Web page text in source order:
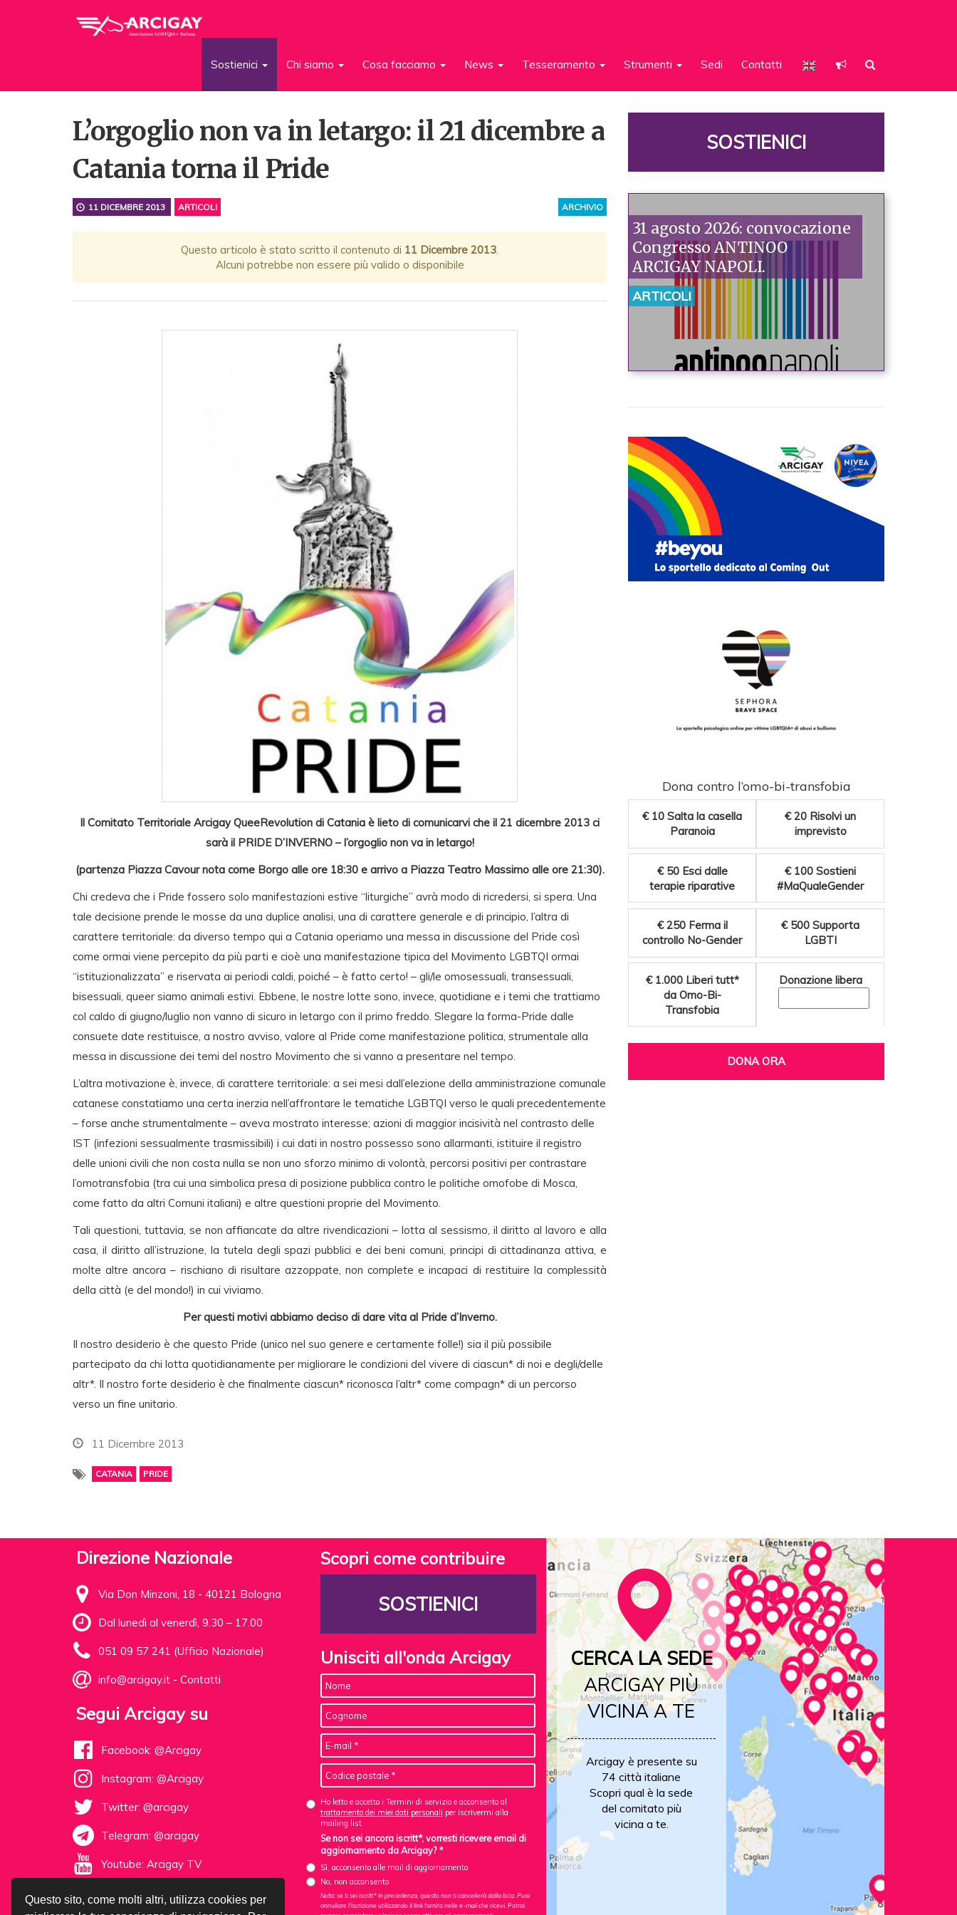
Questo sito, come molti altri, utilizza cookies per
Sostienici Chi siamo Cosa facciamo News Tesseramento Strumenti Sedi Contatti
L’orgoglio non va in letargo: il 21 dicembre a
Catania torna il Pride
ARCHIVIO
11 DICEMBRE 2013 ARTICOLI
Questo articolo è stato scritto il contenuto di 11 Dicembre 2013.
Alcuni potrebbe non essere più valido o disponibile
Il Comitato Territoriale Arcigay QueeRevolution di Catania è lieto di comunicarvi che il 21 dicembre 2013 ci
sarà il PRIDE D’INVERNO – l’orgoglio non va in letargo!
(partenza Piazza Cavour nota come Borgo alle ore 18:30 e arrivo a Piazza Teatro Massimo alle ore 21:30).
Chi credeva che i Pride fossero solo manifestazioni estive “liturgiche” avrà modo di ricredersi, si spera. Una
tale decisione prende le mosse da una duplice analisi, una di carattere generale e di principio, l’altra di
carattere territoriale: da diverso tempo qui a Catania operiamo una messa in discussione del Pride così
come ormai viene percepito da più parti e cioè una manifestazione tipica del Movimento LGBTQI ormai
“istituzionalizzata” e riservata ai periodi caldi, poiché – è fatto certo! – gli/le omosessuali, transessuali,
bisessuali, queer siamo animali estivi. Ebbene, le nostre lotte sono, invece, quotidiane e i temi che trattiamo
col caldo di giugno/luglio non vanno di sicuro in letargo con il primo freddo. Slegare la forma-Pride dalle
consuete date restituisce, a nostro avviso, valore al Pride come manifestazione politica, strumentale alla
messa in discussione dei temi del nostro Movimento che si vanno a presentare nel tempo.
L’altra motivazione è, invece, di carattere territoriale: a sei mesi dall’elezione della amministrazione comunale
catanese constatiamo una certa inerzia nell’affrontare le tematiche LGBTQI verso le quali precedentemente
– forse anche strumentalmente – aveva mostrato interesse; azioni di maggior incisività nel contrasto delle
IST (infezioni sessualmente trasmissibili) i cui dati in nostro possesso sono allarmanti, istituire il registro
delle unioni civili che non costa nulla se non uno sforzo minimo di volontà, percorsi positivi per contrastare
l’omotransfobia (tra cui una simbolica presa di posizione pubblica contro le politiche omofobe di Mosca,
come fatto da altri Comuni italiani) e altre questioni proprie del Movimento.
Tali questioni, tuttavia, se non affiancate da altre rivendicazioni – lotta al sessismo, il diritto al lavoro e alla
casa, il diritto all’istruzione, la tutela degli spazi pubblici e dei beni comuni, principi di cittadinanza attiva, e
molte altre ancora – rischiano di risultare azzoppate, non complete e incapaci di restituire la complessità
della città (e del mondo!) in cui viviamo.
Per questi motivi abbiamo deciso di dare vita al Pride d’Inverno.
Il nostro desiderio è che questo Pride (unico nel suo genere e certamente folle!) sia il più possibile
partecipato da chi lotta quotidianamente per migliorare le condizioni del vivere di ciascun* di noi e degli/delle
altr*. Il nostro forte desiderio è che finalmente ciascun* riconosca l’altr* come compagn* di un percorso
verso un fine unitario.
11 Dicembre 2013
CATANIA PRIDE
SOSTIENICI
31 agosto 2026: convocazione
Congresso ANTINOO
ARCIGAY NAPOLI.
ARTICOLI
Dona contro l’omo-bi-transfobia
€ 10 Salta la casella
Paranoia
€ 20 Risolvi un
imprevisto
€ 50 Esci dalle
terapie riparative
€ 100 Sostieni
#MaQualeGender
€ 250 Ferma il
controllo No-Gender
€ 500 Supporta
LGBTI
€ 1.000 Liberi tutt*
da Omo-Bi-
Transfobia
Donazione libera
DONA ORA
Direzione Nazionale
Via Don Minzoni, 18 - 40121 Bologna
Dal lunedì al venerdì, 9.30 – 17.00
051 09 57 241 (Ufficio Nazionale)
info@arcigay.it - Contatti
Segui Arcigay su
Facebook: @Arcigay
Instagram: @Arcigay
Twitter: @arcigay
Telegram: @arcigay
Youtube: Arcigay TV
Scopri come contribuire
SOSTIENICI
Unisciti all'onda Arcigay
Ho letto e accetto i Termini di servizio e acconsento al
trattamento dei miei dati personali per iscrivermi alla
mailing list
Se non sei ancora iscritt*, vorresti ricevere email di
aggiornamento da Arcigay? *
Sì, acconsento alle mail di aggiornamento
No, non acconsento
Nota: se ti sei iscritt* in precedenza, questo non ti cancellerà dalla lista. Puoi
annullare l'iscrizione utilizzando il link fornito nelle e-mail che ricevi. Potrai
CERCA LA SEDE
ARCIGAY PIÙ
VICINA A TE
Arcigay è presente su
74 città italiane
Scopri qual è la sede
del comitato più
vicina a te.